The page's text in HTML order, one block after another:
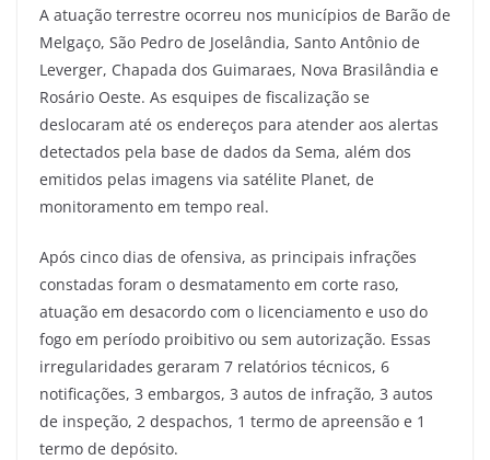
A atuação terrestre ocorreu nos municípios de Barão de
Melgaço, São Pedro de Joselândia, Santo Antônio de
Leverger, Chapada dos Guimaraes, Nova Brasilândia e
Rosário Oeste. As esquipes de fiscalização se
deslocaram até os endereços para atender aos alertas
detectados pela base de dados da Sema, além dos
emitidos pelas imagens via satélite Planet, de
monitoramento em tempo real.
Após cinco dias de ofensiva, as principais infrações
constadas foram o desmatamento em corte raso,
atuação em desacordo com o licenciamento e uso do
fogo em período proibitivo ou sem autorização. Essas
irregularidades geraram 7 relatórios técnicos, 6
notificações, 3 embargos, 3 autos de infração, 3 autos
de inspeção, 2 despachos, 1 termo de apreensão e 1
termo de depósito.